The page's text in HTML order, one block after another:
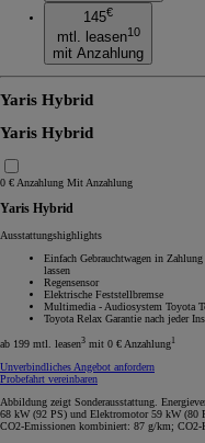
145€
mtl. leasen10
mit Anzahlung
Yaris Hybrid
Yaris Hybrid
0 € Anzahlung Mit Anzahlung
Yaris Hybrid
Ausstattungshighlights
Einfach Gebrauchtwagen in
lassen
Regensensor
Elektrische Feststellbremse
Multimedia - Audiosystem Toyota
Toyota Relax Garantie nach jeder
ab 199 mtl. leasen3 mit 0 € Anzahlung1
Unverbindliches Angebot anfordern
Probefahrt vereinbaren
Abbildung zeigt Sonderausstattung.
68 kW (92 PS) und Elektromotor 59 kW
CO2-Emissionen kombiniert: 87 g/km; CO2-